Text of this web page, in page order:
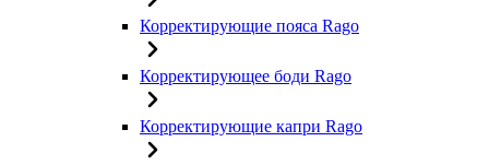
Корректирующие пояса Rago
Корректирующее боди Rago
Корректирующие капри Rago